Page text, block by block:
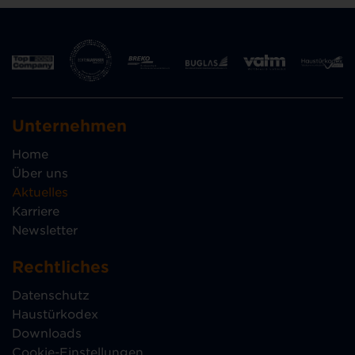
Unternehmen
Home
Über uns
Aktuelles
Karriere
Newsletter
Rechtliches
Datenschutz
Haustürkodex
Downloads
Cookie-Einstellungen